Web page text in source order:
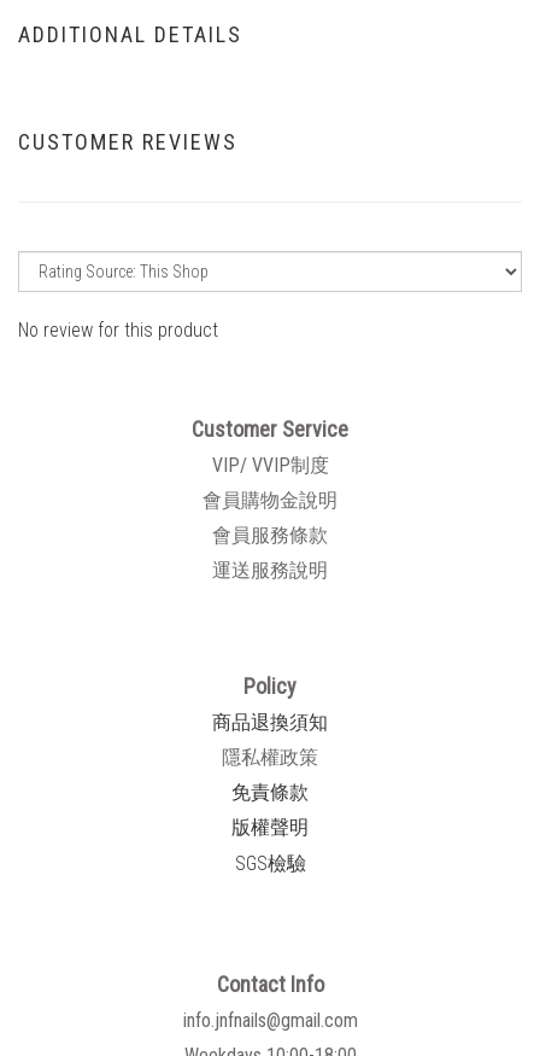
ADDITIONAL DETAILS
CUSTOMER REVIEWS
No review for this product
Customer Service
VIP/ VVIP制度
會員購物金說明
會員服務條款
運送服務說明
Policy
商品退換須知
隱私權政策
免責條款
版權聲明
SGS檢驗
Contact Info
info.jnfnails@gmail.com